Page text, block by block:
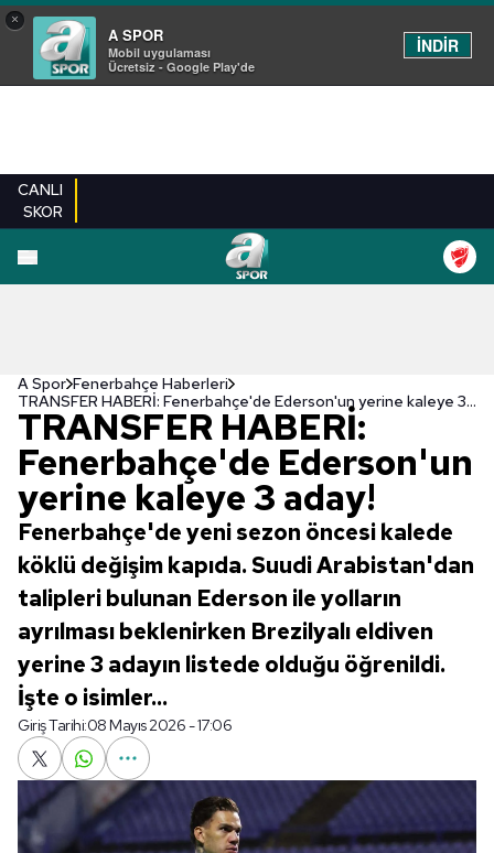
×
A SPOR
Mobil uygulaması
Ücretsiz - Google Play'de
İNDİR
CANLI
SKOR
A Spor Fenerbahçe Haberleri
TRANSFER HABERİ: Fenerbahçe'de Ederson'un yerine kaleye 3 aday!
TRANSFER HABERİ:
Fenerbahçe'de Ederson'un
yerine kaleye 3 aday!
Fenerbahçe'de yeni sezon öncesi kalede
köklü değişim kapıda. Suudi Arabistan'dan
talipleri bulunan Ederson ile yolların
ayrılması beklenirken Brezilyalı eldiven
yerine 3 adayın listede olduğu öğrenildi.
İşte o isimler...
Giriş Tarihi:08 Mayıs 2026 - 17:06